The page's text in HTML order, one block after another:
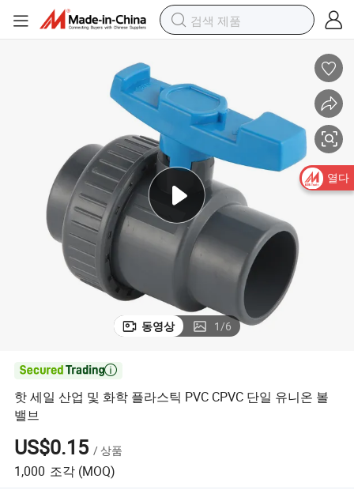
동영상 1/6

핫 세일 산업 및 화학 플라스틱 PVC CPVC 단일 유니온 볼
밸브
US$0.15 / 상품
1,000 조각 (MOQ)
열다